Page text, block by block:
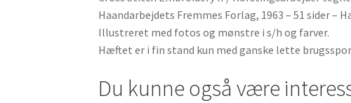
Haandarbejdets Fremmes Forlag, 1963 – 51 sider –
Illustreret med fotos og mønstre i s/h og farver.
Hæftet er i fin stand kun med ganske lette
Du kunne også være